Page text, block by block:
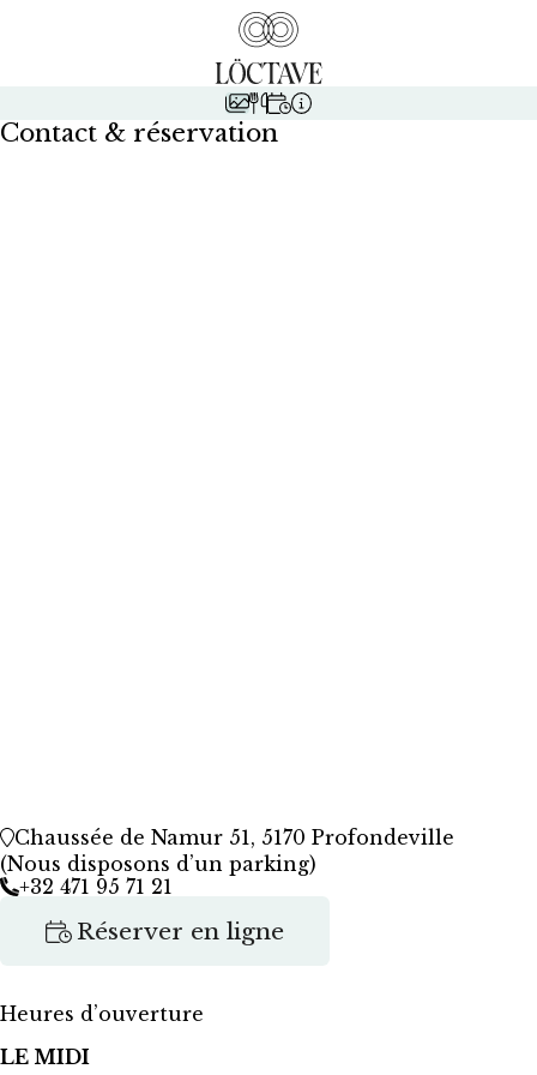
Contact & réservation
Chaussée de Namur 51, 5170 Profondeville
(Nous disposons d’un parking)
+32 471 95 71 21
Réserver en ligne
Heures d’ouverture
LE MIDI